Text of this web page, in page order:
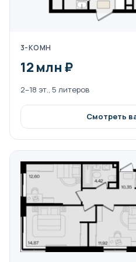
Инфраструктура и
социальной
ТЦ «СБС Мегамолл»,
продуктовые
Детская и взрослая
через дорогу в ЖК
коммерческие
сервисами.
Особенность: в
размещаться питейных
комфорт и приватность
На территории ЖК
прогулочная зона –
3-КОМН
12 млн ₽
2–18 эт., 5 литеров
Смотреть